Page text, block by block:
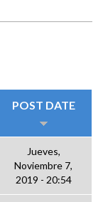
POST DATE
Jueves,
Noviembre 7,
2019 - 20:54